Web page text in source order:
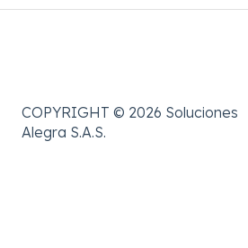
COPYRIGHT © 2026 Soluciones
Alegra S.A.S.